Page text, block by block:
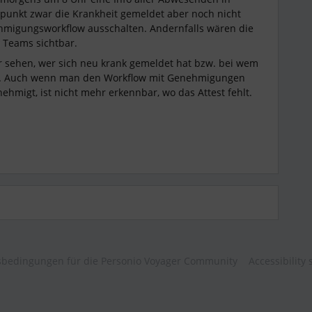
zwar die Krankheit gemeldet aber noch nicht
ausschalten. Andernfalls wären die
sichtbar.
wer sich neu krank gemeldet hat bzw. bei wem
wenn man den Workflow mit Genehmigungen
ist nicht mehr erkennbar, wo das Attest fehlt.